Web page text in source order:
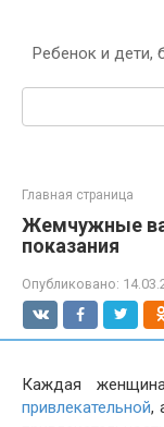
контентуРебенок и дети,
Поиск:
Главная страница
Жемчужные
показания
Опубликовано:
Каждая
привлекательной,